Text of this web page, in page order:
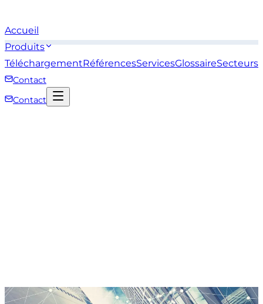
Accueil
Produits
TéléchargementRéférencesServicesGlossaireSecteurs
Contact
Contact